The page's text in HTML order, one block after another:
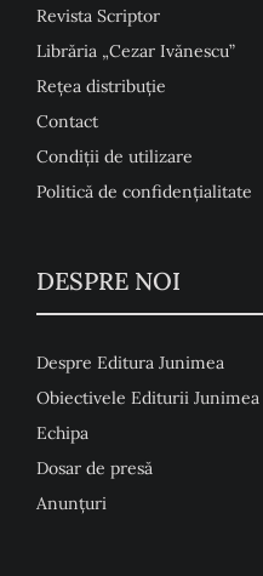
Revista Scriptor
Librăria „Cezar Ivănescu”
Rețea distribuție
Contact
Condiţii de utilizare
Politică de confidențialitate
DESPRE NOI
Despre Editura Junimea
Obiectivele Editurii Junimea
Echipa
Dosar de presă
Anunţuri